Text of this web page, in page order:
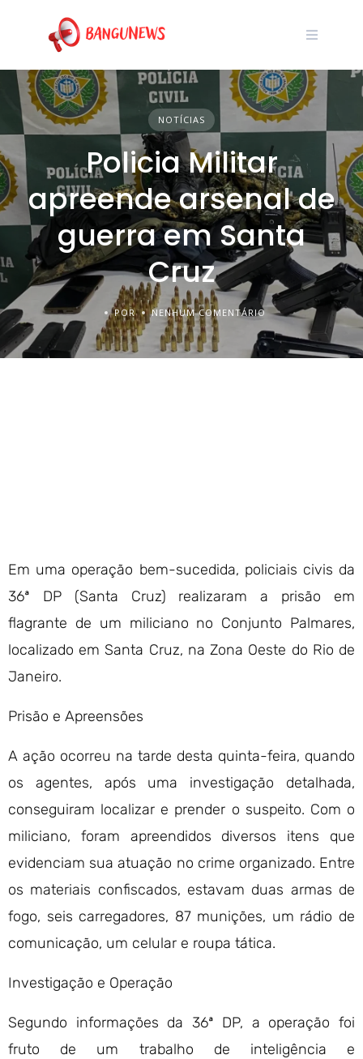
NOTÍCIAS
Policia Militar
apreende arsenal de
guerra em Santa
Cruz
POR NENHUM COMENTÁRIO
Em uma operação bem-sucedida, policiais civis da
36ª DP (Santa Cruz) realizaram a prisão em
flagrante de um miliciano no Conjunto Palmares,
localizado em Santa Cruz, na Zona Oeste do Rio de
Janeiro.
Prisão e Apreensões
A ação ocorreu na tarde desta quinta-feira, quando
os agentes, após uma investigação detalhada,
conseguiram localizar e prender o suspeito. Com o
miliciano, foram apreendidos diversos itens que
evidenciam sua atuação no crime organizado. Entre
os materiais confiscados, estavam duas armas de
fogo, seis carregadores, 87 munições, um rádio de
comunicação, um celular e roupa tática.
Investigação e Operação
Segundo informações da 36ª DP, a operação foi
fruto de um trabalho de inteligência e